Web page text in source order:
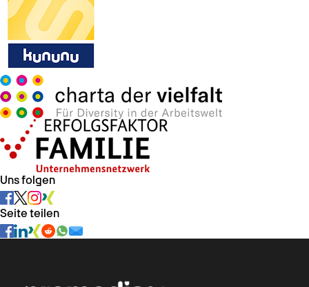
Uns folgen
Seite teilen